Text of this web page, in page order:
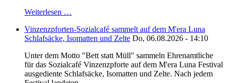
Weiterlesen …
Vinzenzpforten-Sozialcafé sammelt auf dem M'era Luna
Schlafsäcke, Isomatten und Zelte Do, 06.08.2026 - 14:10
Unter dem Motto "Bett statt Müll" sammeln Ehrenamtliche
für das Sozialcafé Vinzenzpforte auf dem M'era Luna Festival
ausgediente Schlafsäcke, Isomatten und Zelte. Nach jedem